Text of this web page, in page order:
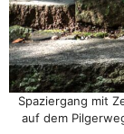
Spaziergang mit
auf dem